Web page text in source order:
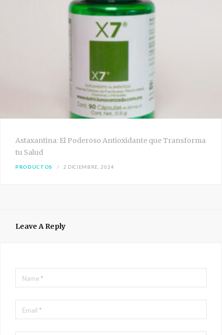
Astaxantina: El Poderoso Antioxidante que Transforma
tu Salud
PRODUCTOS 2 DICIEMBRE, 2024
Leave A Reply
Name*
Email *